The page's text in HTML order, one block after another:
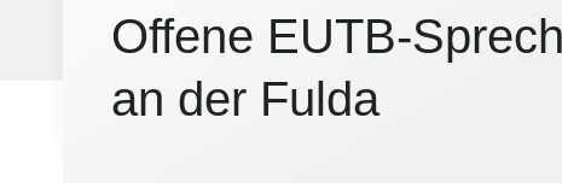
Offene EUTB-
an der Fulda